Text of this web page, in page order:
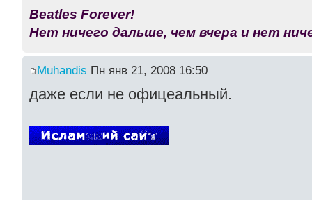
Beatles Forever!
Нет ничего дальше, чем вчера и нет
Muhandis Пн янв 21, 2008 16:50
даже если не офицеальный.